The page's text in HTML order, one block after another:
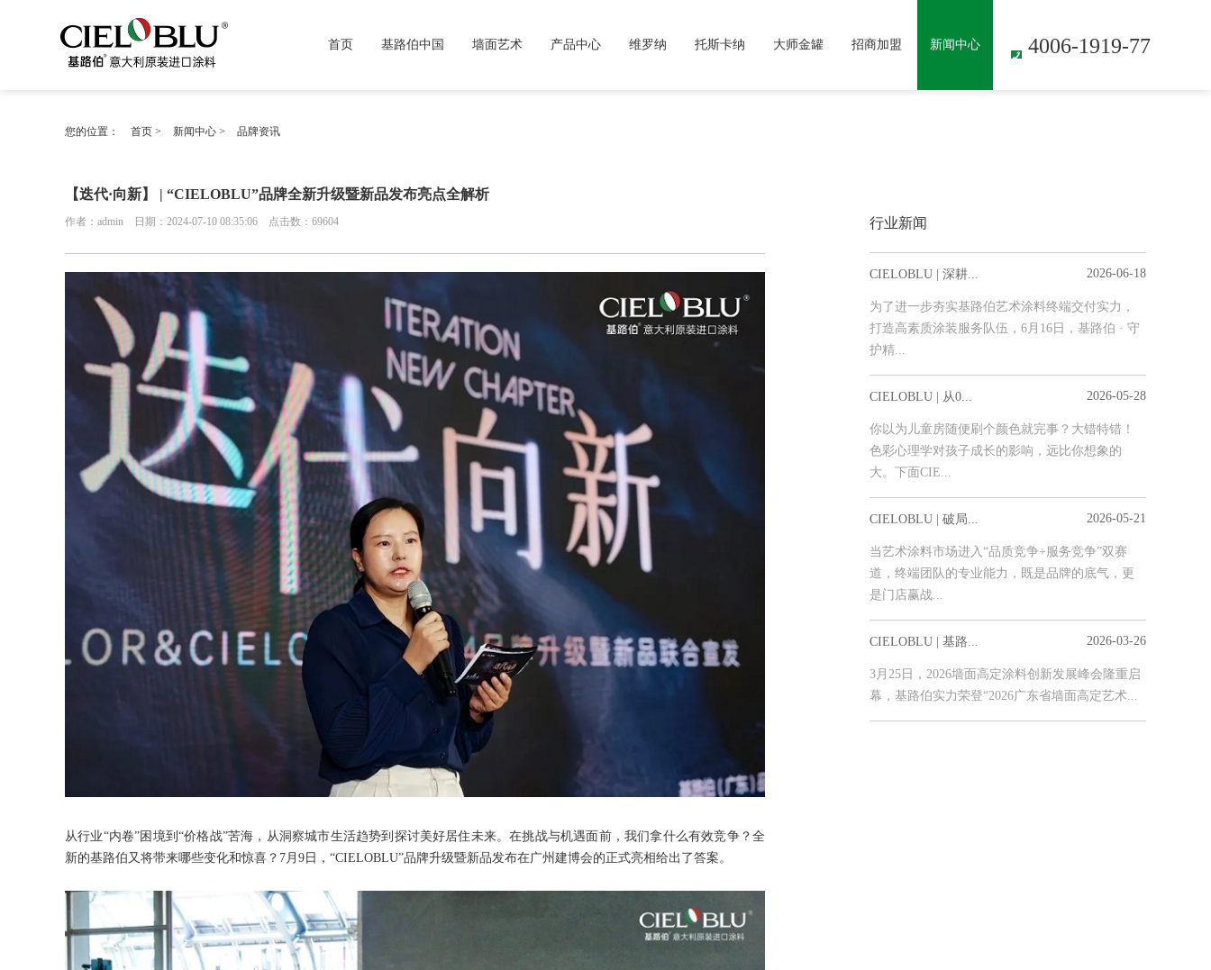
首页 基路伯中国 墙面艺术 产品中心 维罗纳 托斯卡纳 大师金罐 招商加盟 新闻中心 4006-1919-77
您的位置： 首页 > 新闻中心 > 品牌资讯
【迭代·向新】 | “CIELOBLU”品牌全新升级暨新品发布亮点全解析
作者：admin 日期：2024-07-10 08:35:06 点击数： 69604
从行业“内卷”困境到“价格战”苦海，从洞察城市生活趋势到探讨美好居住未来。在挑战与机遇面前，我们拿什么有效竞争？全
新的基路伯又将带来哪些变化和惊喜？7月9日，“CIELOBLU”品牌升级暨新品发布在广州建博会的正式亮相给出了答案。
行业新闻
CIELOBLU | 深耕... 2026-06-18
为了进一步夯实基路伯艺术涂料终端交付实力，
打造高素质涂装服务队伍，6月16日，基路伯 · 守
护精...
CIELOBLU | 从0... 2026-05-28
你以为儿童房随便刷个颜色就完事？大错特错！
色彩心理学对孩子成长的影响，远比你想象的
大。下面CIE...
CIELOBLU | 破局... 2026-05-21
当艺术涂料市场进入“品质竞争+服务竞争”双赛
道，终端团队的专业能力，既是品牌的底气，更
是门店赢战...
CIELOBLU | 基路... 2026-03-26
3月25日，2026墙面高定涂料创新发展峰会隆重启
幕，基路伯实力荣登“2026广东省墙面高定艺术...